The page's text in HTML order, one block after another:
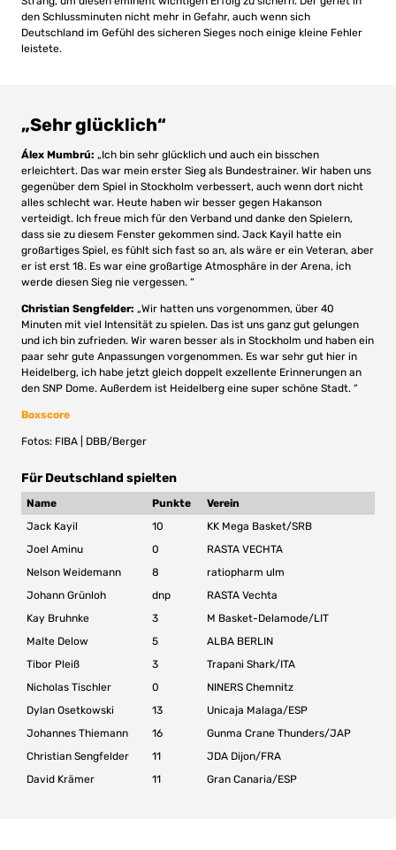
den Schlussminuten nicht mehr in Gefahr, auch wenn sich
Deutschland im Gefühl des sicheren Sieges noch einige kleine Fehler
leistete.
„Sehr glücklich“
Álex Mumbrú: „Ich bin sehr glücklich und auch ein bisschen
erleichtert. Das war mein erster Sieg als Bundestrainer. Wir haben uns
gegenüber dem Spiel in Stockholm verbessert, auch wenn dort nicht
alles schlecht war. Heute haben wir besser gegen Hakanson
verteidigt. Ich freue mich für den Verband und danke den Spielern,
dass sie zu diesem Fenster gekommen sind. Jack Kayil hatte ein
großartiges Spiel, es fühlt sich fast so an, als wäre er ein Veteran, aber
er ist erst 18. Es war eine großartige Atmosphäre in der Arena, ich
werde diesen Sieg nie vergessen. “
Christian Sengfelder: „Wir hatten uns vorgenommen, über 40
Minuten mit viel Intensität zu spielen. Das ist uns ganz gut gelungen
und ich bin zufrieden. Wir waren besser als in Stockholm und haben ein
paar sehr gute Anpassungen vorgenommen. Es war sehr gut hier in
Heidelberg, ich habe jetzt gleich doppelt exzellente Erinnerungen an
den SNP Dome. Außerdem ist Heidelberg eine super schöne Stadt. “
Boxscore
Fotos: FIBA | DBB/Berger
Für Deutschland spielten
Name Punkte
Verein
Jack Kayil
10
KK Mega Basket/SRB
Joel Aminu
0
RASTA VECHTA
Nelson Weidemann
8
ratiopharm ulm
Johann Grünloh
dnp
RASTA Vechta
Kay Bruhnke
3
M Basket-Delamode/LIT
Malte Delow
5
ALBA BERLIN
Tibor Pleiß
3
Trapani Shark/ITA
Nicholas Tischler
0
NINERS Chemnitz
Dylan Osetkowski
13
Unicaja Malaga/ESP
Johannes Thiemann
16
Gunma Crane Thunders/JAP
Christian Sengfelder
11
JDA Dijon/FRA
David Krämer
11 Gran Canaria/ESP